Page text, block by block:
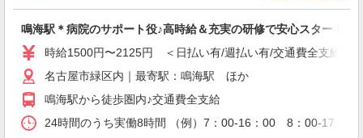
名古屋市緑区内｜最寄駅：鳴海駅 ほか
派遣社員
株式会社kotrio /●NG-H-2029925
≪鳴海駅≫未経験・無資格から看護助手へ挑
戦！シフト相談OK♪
鳴海駅＊病院のサポート役♪高時給＆充実の研修で安心スタート
時給1500円〜2125円 ＜日払い有/週払い有/交通費全支給(ガ
名古屋市緑区内｜最寄駅：鳴海駅 ほか
鳴海駅から徒歩圏内♪交通費全支給
24時間のうち実働8時間 （例）7：00-16：00 8：00-17：